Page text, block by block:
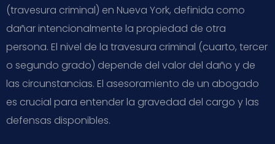
(travesura criminal) en Nueva York, definida como
dañar intencionalmente la propiedad de otra
persona. El nivel de la travesura criminal (cuarto, tercer
o segundo grado) depende del valor del daño y de
las circunstancias. El asesoramiento de un abogado
es crucial para entender la gravedad del cargo y las
defensas disponibles.